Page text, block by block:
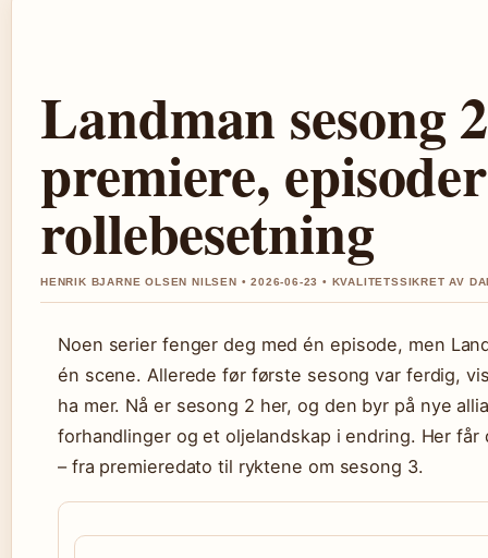
Landman sesong
premiere,
rollebesetning
HENRIK BJARNE OLSEN NILSEN • 2026-06-23 • KVALITETSSIKRET AV
Noen serier fenger deg med én episode, men
én scene. Allerede før første sesong var ferdig,
ha mer. Nå er sesong 2 her, og den byr på nye
forhandlinger og et oljelandskap i endring. Her får
– fra premieredato til ryktene om sesong 3.